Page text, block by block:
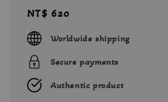
Regular
price
NT$ 620
Worldwide shipping
Secure payments
Authentic product